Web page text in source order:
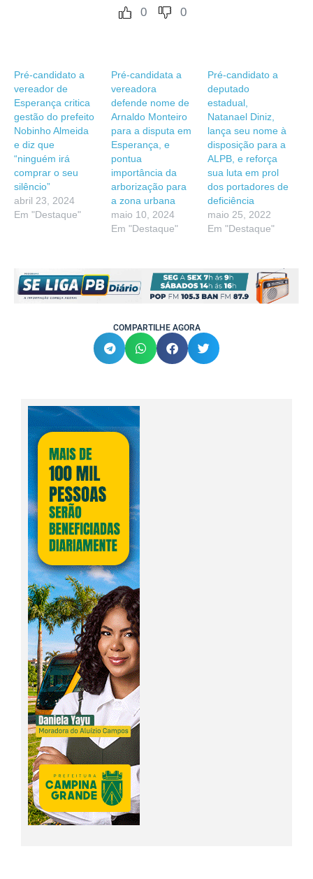
0 0
Pré-candidato a
vereador de
Esperança critica
gestão do prefeito
Nobinho Almeida
e diz que
“ninguém irá
comprar o seu
silêncio”
abril 23, 2024
Em "Destaque"
Pré-candidata a
vereadora
defende nome de
Arnaldo Monteiro
para a disputa em
Esperança, e
pontua
importância da
arborização para
a zona urbana
maio 10, 2024
Em "Destaque"
Pré-candidato a
deputado
estadual,
Natanael Diniz,
lança seu nome à
disposição para a
ALPB, e reforça
sua luta em prol
dos portadores de
deficiência
maio 25, 2022
Em "Destaque"
COMPARTILHE AGORA